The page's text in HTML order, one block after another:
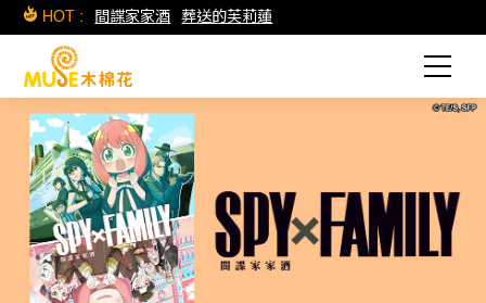
HOT : 間諜家家酒 葬送的芙莉蓮